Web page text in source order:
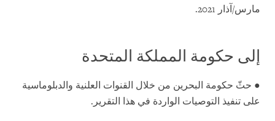
مارس/آذار 2021.
إلى حكومة المملكة المتحدة
● حثّ حكومة البحرين من خلال القنوات العلنية والدبلوماسية
على تنفيذ التوصيات الواردة في هذا التقرير.